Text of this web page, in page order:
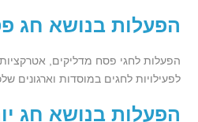
הפעלות בנושא חג
הפעלות לחגי פסח מדליקים,
לפעילויות לחגים במוסדות וארגונים
הפעלות בנושא חג